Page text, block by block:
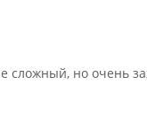
сложный, но очень